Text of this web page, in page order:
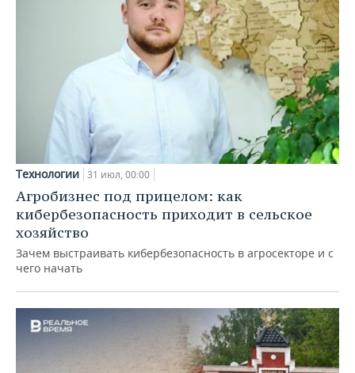
Технологии 31 июл, 00:00
Агробизнес под прицелом: как
кибербезопасность приходит в сельское
хозяйство
Зачем выстраивать кибербезопасность в агросекторе и с
чего начать